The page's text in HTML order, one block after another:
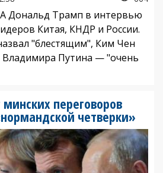
Дональд Трамп в интервью
Китая, КНДР и России.
"блестящим", Ким Чен
Путина — "очень
переговоров
четверки»